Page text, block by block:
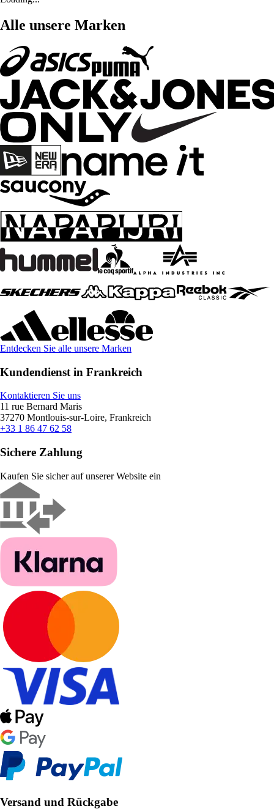
Alle unsere Marken
Entdecken Sie alle unsere Marken
Kundendienst in Frankreich
Kontaktieren Sie uns
11 rue Bernard Maris
37270 Montlouis-sur-Loire, Frankreich
+33 1 86 47 62 58
Sichere Zahlung
Kaufen Sie sicher auf unserer Website ein
Versand und Rückgabe